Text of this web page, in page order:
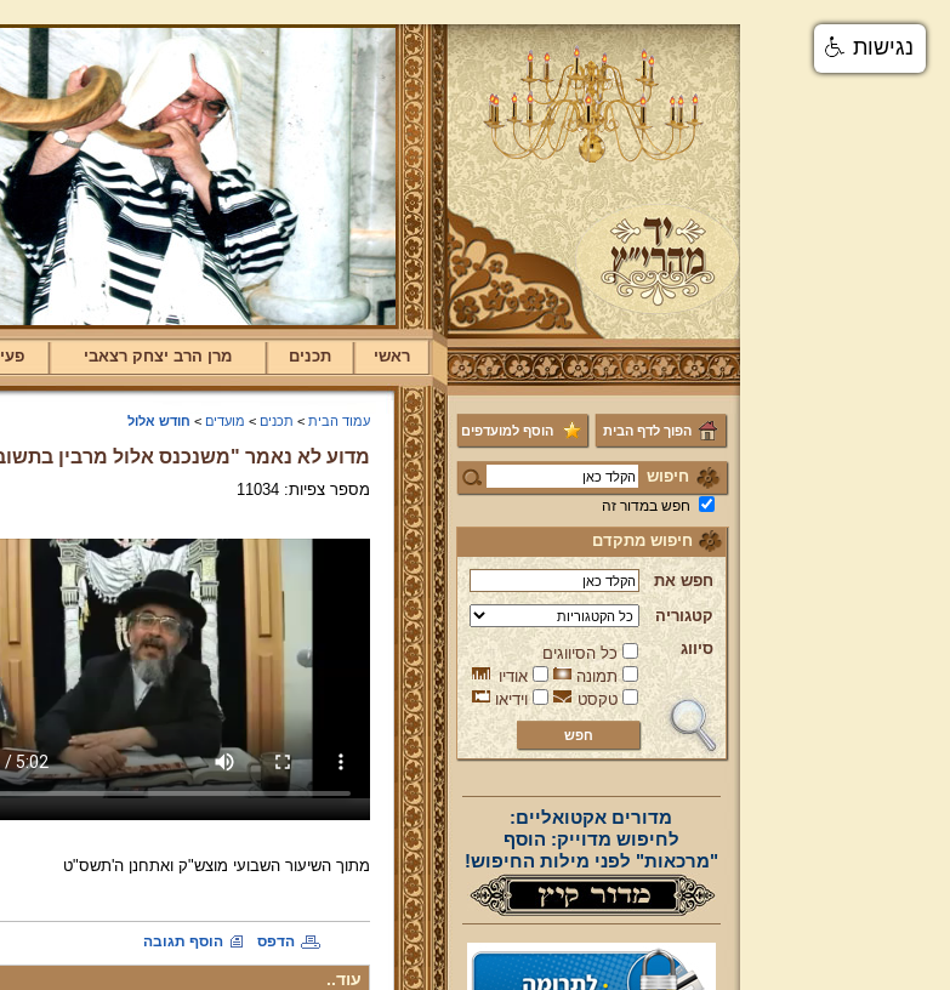
ראשי תכנים מרן הרב יצחק רצאבי
הפוך לדף הבית הוסף למועדפים
חיפוש
חפש במדור זה
חיפוש מתקדם
חפש את
קטגוריה
סיווג
כל הסיווגים
תמונה
אודיו
טקסט
וידיאו
מדורים אקטואליים:
לחיפוש מדוייק: הוסף
"מרכאות" לפני מילות החיפוש!
עמוד הבית > תכנים > מועדים > חודש אלול
מדוע לא נאמר "משנכנס אלול מרבין
מספר צפיות: 11034
מתוך השיעור השבועי מוצש"ק ואתחנן ה'תשס"ט
הדפס הוסף תגובה
עוד..
נגישות